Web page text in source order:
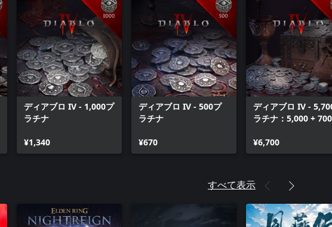
ディアブロ IV - 1,000プ
ラチナ
¥1,340
ディアブロ IV - 500プ
ラチナ
¥670
ディアブロ IV -
ラチナ：5,000 +
¥6,700
すべて表示